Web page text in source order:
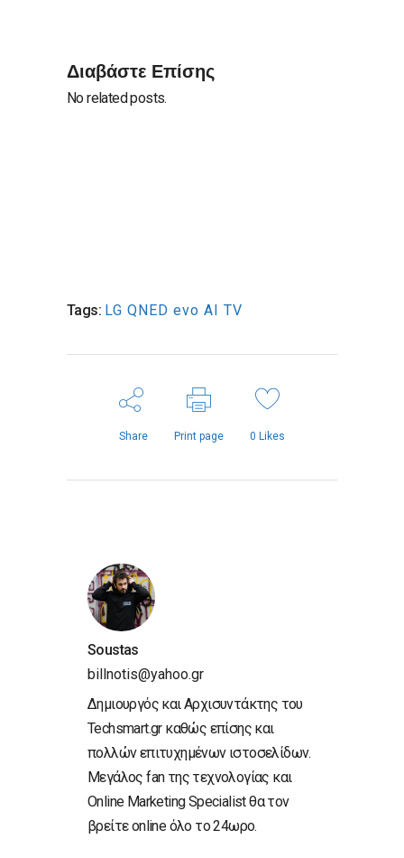
Διαβάστε Επίσης
No related posts.
Tags: LG QNED evo AI TV
Share Print page 0 Likes
Soustas
billnotis@yahoo.gr
Δημιουργός και Αρχισυντάκτης του
Techsmart.gr καθώς επίσης και
πολλών επιτυχημένων ιστοσελίδων.
Μεγάλος fan της τεχνολογίας και
Online Marketing Specialist θα τον
βρείτε online όλο το 24ωρο.